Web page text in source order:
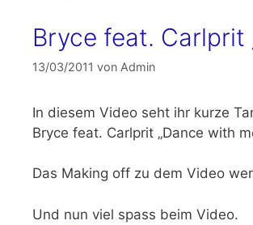
Bryce feat. Carlprit
13/03/2011 von Admin
In diesem Video seht ihr kurze
Bryce feat. Carlprit „Dance with
Das Making off zu dem Video
Und nun viel spass beim Video.